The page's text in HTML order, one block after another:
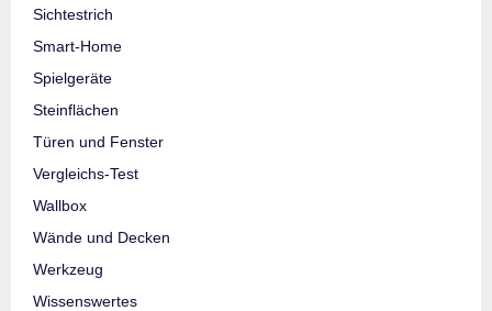
Sichtestrich
Smart-Home
Spielgeräte
Steinflächen
Türen und Fenster
Vergleichs-Test
Wallbox
Wände und Decken
Werkzeug
Wissenswertes